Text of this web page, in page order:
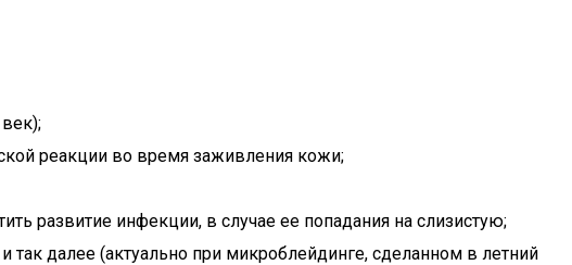
реакции во время заживления кожи;
развитие инфекции, в случае ее попадания на слизистую;
далее (актуально при микроблейдинге, сделанном в летний